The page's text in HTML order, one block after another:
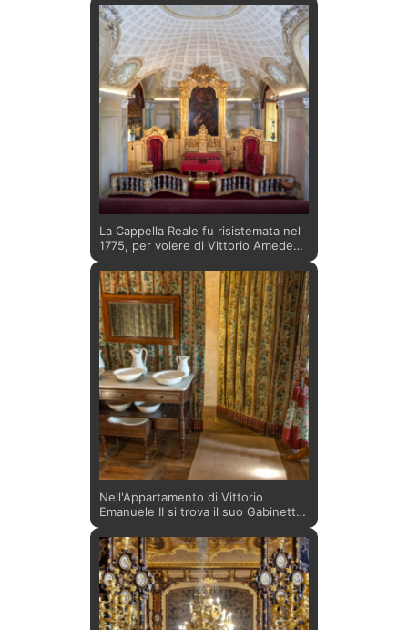
Letto della Duchessa d’Aosta, e di
quell’epoca si conservano le
decorazioni della volta a padiglione.
Tra gli arredi ancora presenti agli
inizi del Novecento, quando vi
soggiornavano i figli della
principessa Maria Clotilde, risultano
oggi le sovrapporte di Michele
Antonio Rapous del 1775 circa, e il
dipinto Pirro Armato attribuito a
Giacomo Rossignolo risalente al XVI
secolo.
La Cappella Reale fu risistemata nel
1775, per volere di Vittorio Amedeo
Francesco Martinez, nipote di
Filippo Juvarra. La bella pala sull’altar
maggiore raffigura "L’educazione
della Vergine", dipinto attribuito al
pittore viennese Daniel Seiter,
allievo di Carlo Maratta a Roma.
Nell'Appartamento di Vittorio
Emanuele II si trova il suo Gabinetto
Letto. L'ambiente è decorato da un
rivestimento in chintz a fiori
sostenuto da un padiglione, sorretto
agli angoli da colonnine in mogano a
imitazione di una tenda militare.